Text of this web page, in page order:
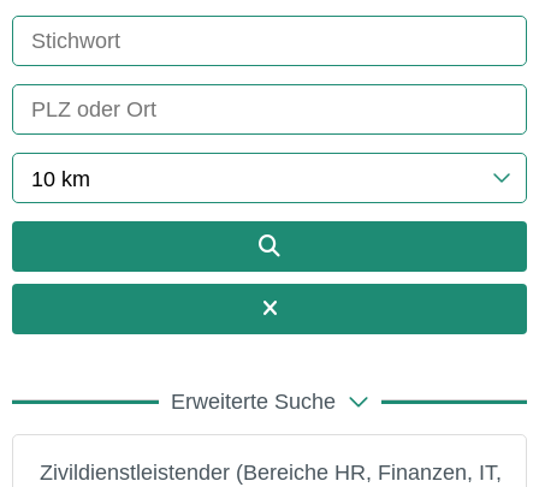
10 km
Erweiterte Suche
Zivildienstleistender (Bereiche HR, Finanzen, IT,